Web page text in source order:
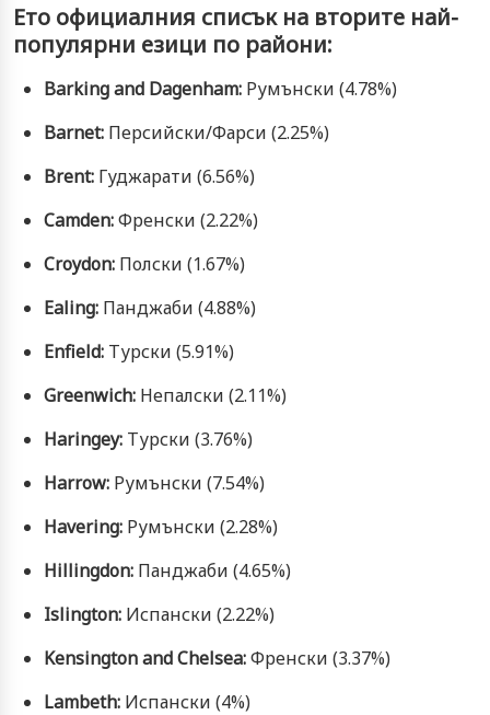
Ето официалния списък на вторите най-
популярни езици по райони:
Barking and Dagenham: Румънски (4.78%)
Barnet: Персийски/Фарси (2.25%)
Brent: Гуджарати (6.56%)
Camden:Френски (2.22%)
Croydon: Полски (1.67%)
Ealing: Панджаби (4.88%)
Enfield: Турски (5.91%)
Greenwich: Непалски (2.11%)
Haringey: Турски (3.76%)
Harrow: Румънски (7.54%)
Havering: Румънски (2.28%)
Hillingdon: Панджаби (4.65%)
Islington: Испански (2.22%)
Kensington and Chelsea:Френски (3.37%)
Lambeth: Испански (4%)